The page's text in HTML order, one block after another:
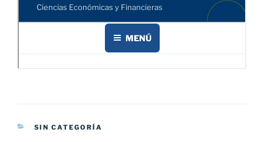
CATEGORÍAS
SIN CATEGORÍA